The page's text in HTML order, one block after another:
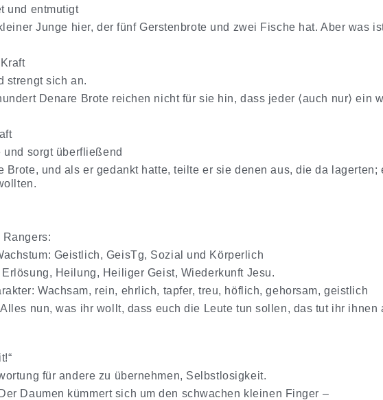
und entmutigt
Junge hier, der fünf Gerstenbrote und zwei Fische hat. Aber was
strengt sich an.
Denare Brote reichen nicht für sie hin, dass jeder ⟨auch nur⟩ ein
sorgt überfließend
Brote, und als er gedankt hatte, teilte er sie denen aus, die da lagerten;
Geistlich, GeisTg, Sozial und Körperlich
Heilung, Heiliger Geist, Wiederkunft Jesu.
Wachsam, rein, ehrlich, tapfer, treu, höflich, gehorsam, geistlich
nun, was ihr wollt, dass euch die Leute tun sollen, das tut ihr ihnen
für andere zu übernehmen, Selbstlosigkeit.
Daumen kümmert sich um den schwachen kleinen Finger –